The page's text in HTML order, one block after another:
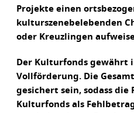
Projekte einen
kulturszenebelebenden
oder Kreuzlingen
Der Kulturfonds gewährt
Vollförderung. Die
gesichert sein, sodass die
Kulturfonds als